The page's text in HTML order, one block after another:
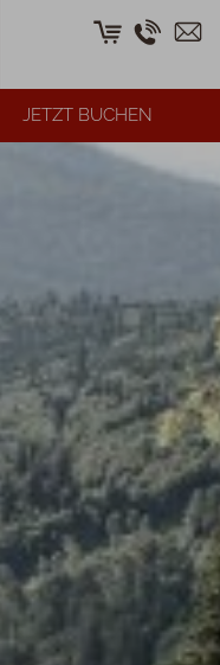
JETZT BUCHEN